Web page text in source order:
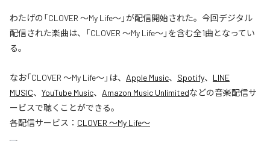
わたげの「CLOVER ～My Life～」が配信開始された。今回デジタル
配信された楽曲は、「CLOVER ～My Life～」を含む全1曲となってい
る。
なお「CLOVER ～My Life～」は、 Apple Music、 Spotify、 LINE
MUSIC、 YouTube Music、 Amazon Music Unlimitedなどの音楽配信サ
ービスで聴くことができる。
各配信サービス： CLOVER ～My Life～